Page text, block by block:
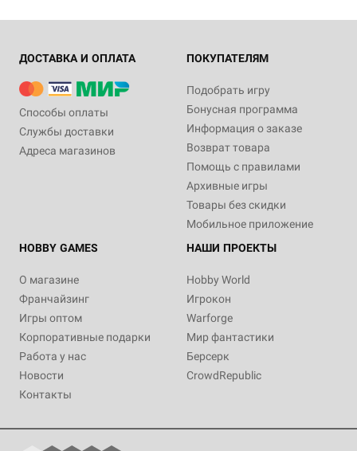
ДОСТАВКА И ОПЛАТА
Способы оплаты
Службы доставки
Адреса магазинов
ПОКУПАТЕЛЯМ
Подобрать игру
Бонусная программа
Информация о заказе
Возврат товара
Помощь с правилами
Архивные игры
Товары без скидки
Мобильное приложение
HOBBY GAMES
О магазине
Франчайзинг
Игры оптом
Корпоративные подарки
Работа у нас
Новости
Контакты
НАШИ ПРОЕКТЫ
Hobby World
Игрокон
Warforge
Мир фантастики
Берсерк
CrowdRepublic